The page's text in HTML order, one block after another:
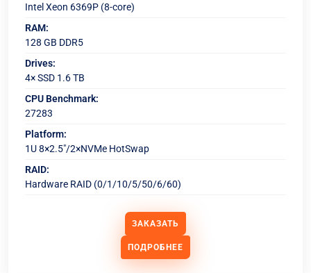
Intel Xeon 6369P (8-core)
RAM:
128 GB DDR5
Drives:
4× SSD 1.6 TB
CPU Benchmark:
27283
Platform:
1U 8×2.5"/2×NVMe HotSwap
RAID:
Hardware RAID (0/1/10/5/50/6/60)
ЗАКАЗАТЬ
ПОДРОБНЕЕ